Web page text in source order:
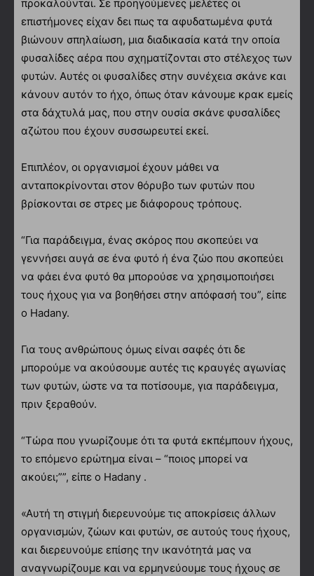
προκαλούνται. Σε προηγούμενες μελέτες οι
επιστήμονες είχαν δει πως τα αφυδατωμένα φυτά
βιώνουν σπηλαίωση, μια διαδικασία κατά την οποία
φυσαλίδες αέρα που σχηματίζονται στο στέλεχος των
φυτών. Αυτές οι φυσαλίδες στην συνέχεια σκάνε και
κάνουν αυτόν το ήχο, όπως όταν κάνουμε κρακ εμείς
στα δάχτυλά μας, που στην ουσία σκάνε φυσαλίδες
αζώτου που έχουν συσσωρευτεί εκεί.
Επιπλέον, οι οργανισμοί έχουν μάθει να
ανταποκρίνονται στον θόρυβο των φυτών που
βρίσκονται σε στρες με διάφορους τρόπους.
“Για παράδειγμα, ένας σκόρος που σκοπεύει να
γεννήσει αυγά σε ένα φυτό ή ένα ζώο που σκοπεύει
να φάει ένα φυτό θα μπορούσε να χρησιμοποιήσει
τους ήχους για να βοηθήσει στην απόφασή του”, είπε
ο Hadany.
Για τους ανθρώπους όμως είναι σαφές ότι δε
μπορούμε να ακούσουμε αυτές τις κραυγές αγωνίας
των φυτών, ώστε να τα ποτίσουμε, για παράδειγμα,
πριν ξεραθούν.
“Τώρα που γνωρίζουμε ότι τα φυτά εκπέμπουν ήχους,
το επόμενο ερώτημα είναι – “ποιος μπορεί να
ακούει;””, είπε ο Hadany .
«Αυτή τη στιγμή διερευνούμε τις αποκρίσεις άλλων
οργανισμών, ζώων και φυτών, σε αυτούς τους ήχους,
και διερευνούμε επίσης την ικανότητά μας να
αναγνωρίζουμε και να ερμηνεύουμε τους ήχους σε